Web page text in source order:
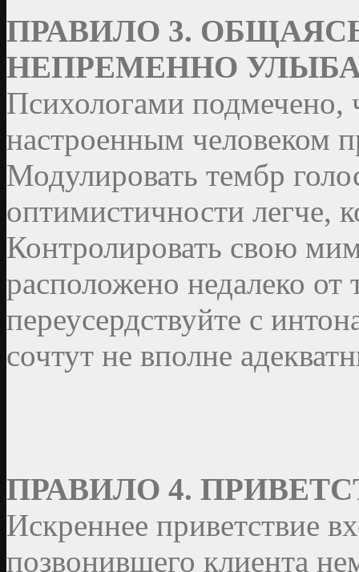
ПРАВИЛО 3.
НЕПРЕМЕННО
Психологами подмечено,
настроенным человеком
Модулировать тембр
оптимистичности легче,
Контролировать свою
расположено недалеко
переусердствуйте с
сочтут не вполне
ПРАВИЛО 4.
Искреннее приветствие
позвонившего клиента